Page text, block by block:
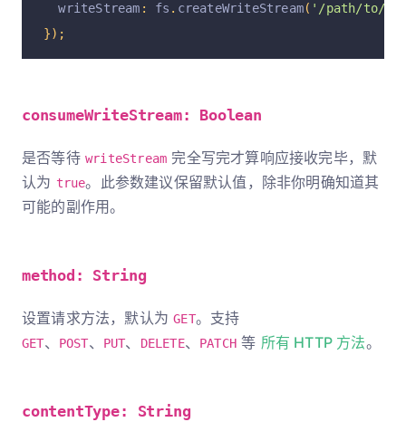
  writeStream
: fs . createWriteStream( '/path/to/
});
consumeWriteStream: Boolean
是否等待 writeStream 完全写完才算响应接收完毕，默
认为 true。此参数建议保留默认值，除非你明确知道其
可能的副作用。
method: String
设置请求方法，默认为GET。支持
GET、 POST、 PUT、 DELETE、 PATCH 等 所有 HTTP 方法。
contentType: String